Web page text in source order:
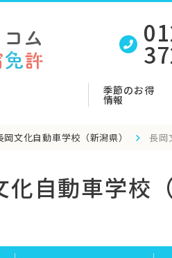
季節のお得
情報
岡文化自動車学校（新潟県） 長岡
化自動車学校